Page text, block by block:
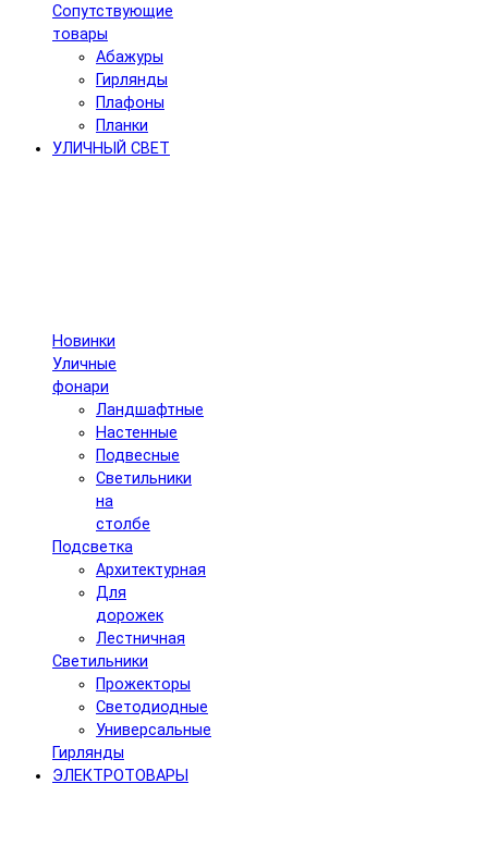
Сопутствующие
товары
Абажуры
Гирлянды
Плафоны
Планки
УЛИЧНЫЙ СВЕТ
Новинки
Уличные
фонари
Ландшафтные
Настенные
Подвесные
Светильники
на
столбе
Подсветка
Архитектурная
Для
дорожек
Лестничная
Светильники
Прожекторы
Светодиодные
Универсальные
Гирлянды
ЭЛЕКТРОТОВАРЫ